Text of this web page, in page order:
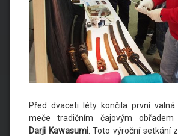
Před dvaceti léty končila první valná
meče tradičním čajovým
Darji Kawasumi. Toto výroční setkání